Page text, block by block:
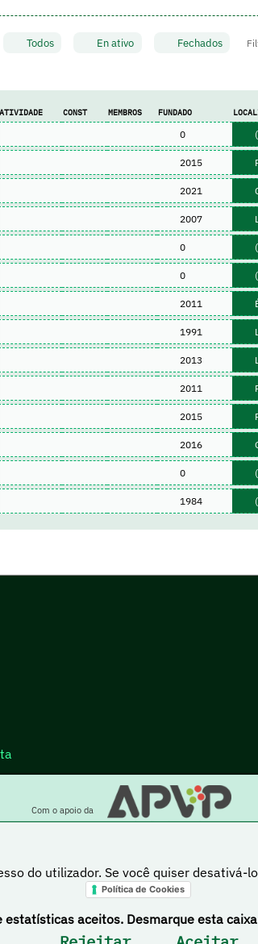
Todos En ativo Fechados
ATIVIDADE CONST MEMBROS FUNDADO
0
2015
2021
2007
0
0
2011
1991
2013
2011
2015
2016
0
1984
do utilizador. Se você quiser desativá-
Política de Cookies
estatísticas aceitos. Desmarque esta
Com o apoio da
licença Creative Commons Atribuição-NãoComercial-